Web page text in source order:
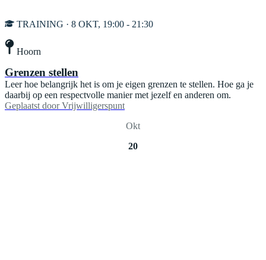
TRAINING · 8 OKT, 19:00 - 21:30
Hoorn
Grenzen stellen
Leer hoe belangrijk het is om je eigen grenzen te stellen. Hoe ga je
daarbij op een respectvolle manier met jezelf en anderen om.
Geplaatst door Vrijwilligerspunt
Okt
20